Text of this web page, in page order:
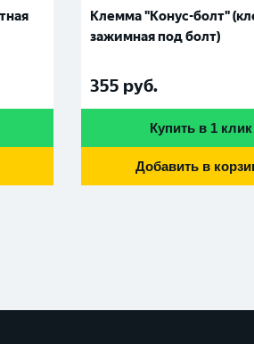
Клемма "Конус-болт"
зажимная под болт)
355 руб.
Купить в 1 клик
Добавить в